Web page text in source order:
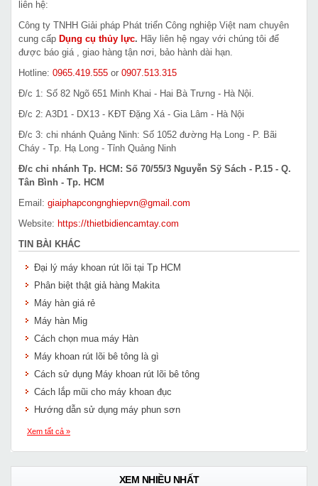
liên hệ:
Công ty TNHH Giải pháp Phát triển Công nghiệp Việt nam chuyên
cung cấp Dụng cụ thủy lực. Hãy liên hệ ngay với chúng tôi để
được báo giá , giao hàng tận nơi, bảo hành dài hạn.
Hotline: 0965.419.555 or 0907.513.315
Đ/c 1: Số 82 Ngõ 651 Minh Khai - Hai Bà Trưng - Hà Nội.
Đ/c 2: A3D1 - DX13 - KĐT Đặng Xá - Gia Lâm - Hà Nội
Đ/c 3: chi nhánh Quảng Ninh: Số 1052 đường Hạ Long - P. Bãi
Cháy - Tp. Hạ Long - Tỉnh Quảng Ninh
Đ/c chi nhánh Tp. HCM: Số 70/55/3 Nguyễn Sỹ Sách - P.15 - Q.
Tân Bình - Tp. HCM
Email: giaiphapcongnghiepvn@gmail.com
Website: https://thietbidiencamtay.com
TIN BÀI KHÁC
Đại lý máy khoan rút lõi tại Tp HCM
Phân biệt thật giả hàng Makita
Máy hàn giá rẻ
Máy hàn Mig
Cách chọn mua máy Hàn
Máy khoan rút lõi bê tông là gì
Cách sử dụng Máy khoan rút lõi bê tông
Cách lắp mũi cho máy khoan đục
Hướng dẫn sử dụng máy phun sơn
Xem tất cả »
XEM NHIỀU NHẤT